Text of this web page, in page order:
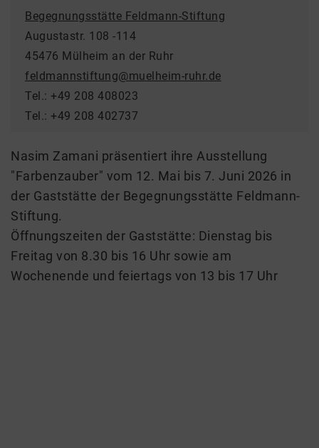
Begegnungsstätte Feldmann-Stiftung
Augustastr. 108 -114
45476 Mülheim an der Ruhr
feldmannstiftung@muelheim-ruhr.de
Tel.: +49 208 408023
Tel.: +49 208 402737
Nasim Zamani präsentiert ihre Ausstellung
"Farbenzauber" vom 12. Mai bis 7. Juni 2026 in
der Gaststätte der Begegnungsstätte Feldmann-
Stiftung.
Öffnungszeiten der Gaststätte: Dienstag bis
Freitag von 8.30 bis 16 Uhr sowie am
Wochenende und feiertags von 13 bis 17 Uhr